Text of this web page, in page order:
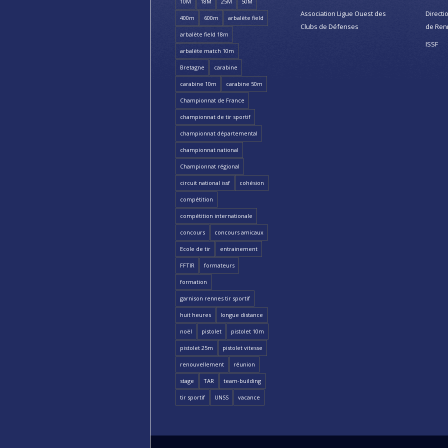
400m 600m arbalète field
arbalète field 18m
arbalète match 10m
Bretagne carabine
carabine 10m carabine 50m
Championnat de France
championnat de tir sportif
championnat départemental
championnat national
Championnat régional
circuit national issf cohésion
compétition
compétition internationale
concours concours amicaux
Ecole de tir entrainement
FFTIR formateurs
formation
garnison rennes tir sportif
huit heures longue distance
noël pistolet pistolet 10m
pistolet 25m pistolet vitesse
renouvellement réunion
stage TAR team-building
tir sportif UNSS vacance
Association Ligue Ouest des
Clubs de Défenses
de
ISSF